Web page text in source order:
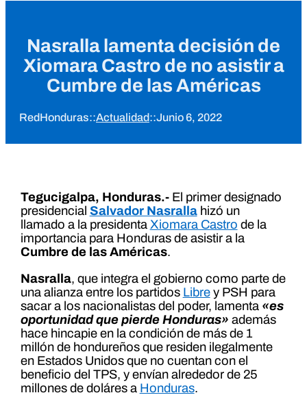
Nasralla lamenta decisión de
Xiomara Castro de no asistir a
Cumbre de las Américas
RedHonduras::Actualidad::Junio 6, 2022
Tegucigalpa, Honduras.- El primer designado
presidencial Salvador Nasralla hizó un
llamado a la presidenta Xiomara Castro de la
importancia para Honduras de asistir a la
Cumbre de las Américas.
Nasralla, que integra el gobierno como parte de
una alianza entre los partidos Librey PSH para
sacar a los nacionalistas del poder, lamenta«es
oportunidad que pierde Honduras» además
hace hincapie en la condición de más de 1
millón de hondureños que residen ilegalmente
en Estados Unidos que no cuentan con el
beneficio del TPS, y envían alrededor de 25
millones de doláres a Honduras.